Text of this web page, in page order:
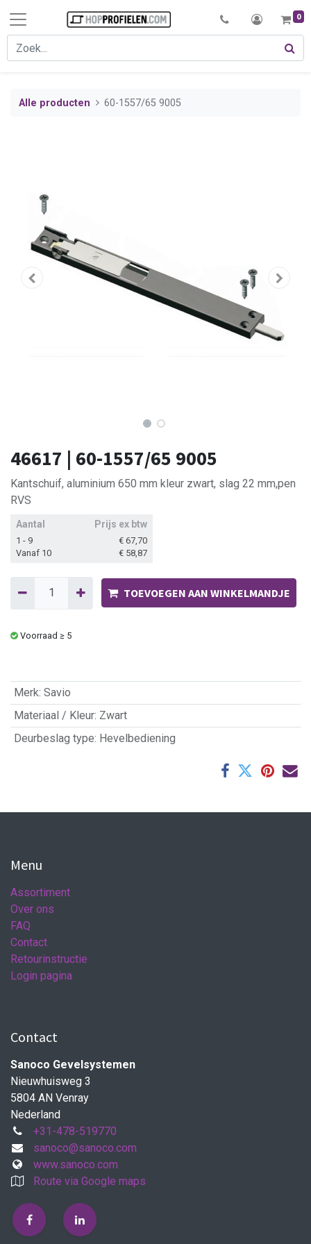
0
Alle producten 60-1557/65 9005
46617 | 60-1557/65 9005
Kantschuif, aluminium 650 mm kleur zwart, slag 22 mm,pen
RVS
Aantal Prijs ex btw
1 - 9 € 67,70
Vanaf 10
€ 58,87
TOEVOEGEN AAN WINKELMANDJE
Voorraad ≥ 5
Merk: Savio
Materiaal / Kleur: Zwart
Deurbeslag type: Hevelbediening
Menu
Assortiment
Over ons
FAQ
Contact
Retourinstructie
Login pagina
Contact
Sanoco Gevelsystemen
Nieuwhuisweg 3
5804 AN Venray
Nederland
+31-478-519770
sanoco@sanoco.com
www.sanoco.com
Route via Google maps